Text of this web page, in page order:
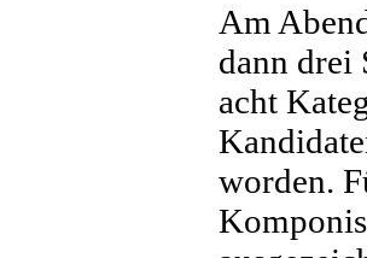
Am
dann drei
acht
worden.